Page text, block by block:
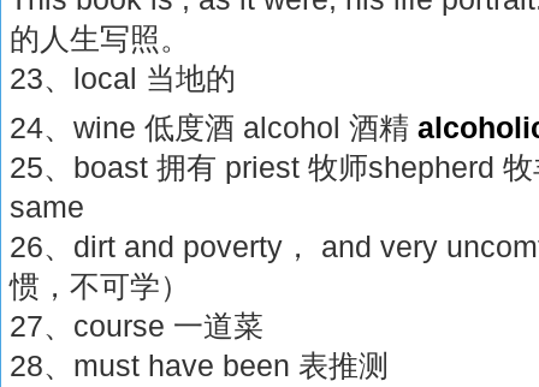
的人生写照。
23、local 当地的
24、wine 低度酒 alcohol 酒精
25、boast 拥有 priest 牧师shepherd
same
26、dirt and poverty， and very
惯，不可学）
27、course 一道菜
28、must have been 表推测